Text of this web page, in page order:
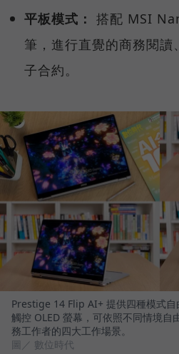
平板模式： 搭配 MSI
筆，進行直覺的商務閱讀
子合約。
Prestige 14 Flip AI+ 提供四種模式
觸控 OLED 螢幕，可依照不同情境自
務工作者的四大工作場景。
圖／ 數位時代